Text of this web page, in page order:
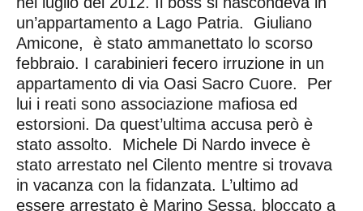
un’appartamento a Lago Patria. Giuliano
Amicone, è stato ammanettato lo scorso
febbraio. I carabinieri fecero irruzione in un
appartamento di via Oasi Sacro Cuore. Per
lui i reati sono associazione mafiosa ed
estorsioni. Da quest’ultima accusa però è
stato assolto. Michele Di Nardo invece è
stato arrestato nel Cilento mentre si trovava
in vacanza con la fidanzata. L’ultimo ad
essere arrestato è Marino Sessa, bloccato a